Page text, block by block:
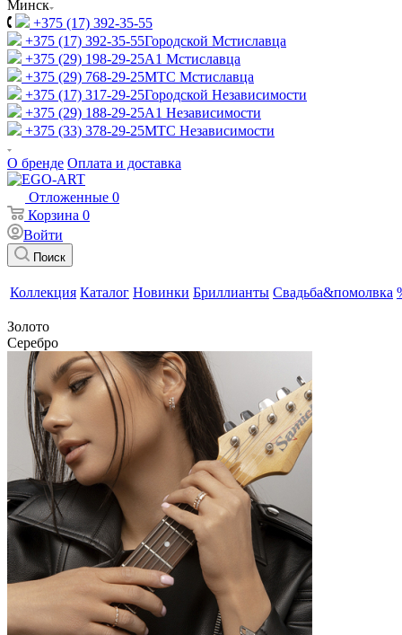
Минск
+375 (17) 392-35-55
+375 (17) 392-35-55Городской Мстиславца
+375 (29) 198-29-25A1 Мстиславца
+375 (29) 768-29-25МТС Мстиславца
+375 (17) 317-29-25Городской Независимости
+375 (29) 188-29-25A1 Независимости
+375 (33) 378-29-25МТС Независимости
О бренде Оплата и доставка
Отложенные 0
Корзина 0
Войти
Поиск
Коллекция Каталог Новинки Бриллианты Свадьба&помолвка
Золото
Серебро